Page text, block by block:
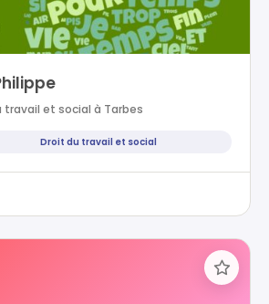
et social à Tarbes
Droit du travail et social